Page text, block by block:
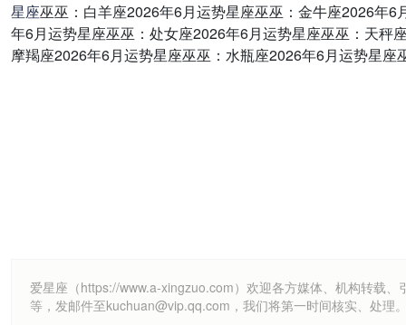
星座巫巫：白羊座2026年6月运势星座巫巫：金牛座2026年
年6月运势星座巫巫：处女座2026年6月运势星座巫巫：天
摩羯座2026年6月运势星座巫巫：水瓶座2026年6月运势星座
爱星座（https://www.a-xingzuo.com）欢迎各方媒体、机构转载
等，发邮件至kuchuan@vip.qq.com，我们将第一时间核实、处理